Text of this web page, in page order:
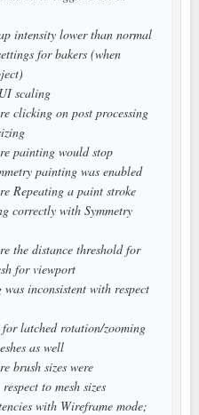
intensity lower than normal
for bakers (when
scaling
clicking on post processing
painting would stop
painting was enabled
Repeating a paint stroke
correctly with Symmetry
the distance threshold for
for viewport
inconsistent with respect
latched rotation/zooming
as well
brush sizes were
to mesh sizes
with Wireframe mode;